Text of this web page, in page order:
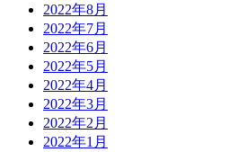
2022年8月
2022年7月
2022年6月
2022年5月
2022年4月
2022年3月
2022年2月
2022年1月